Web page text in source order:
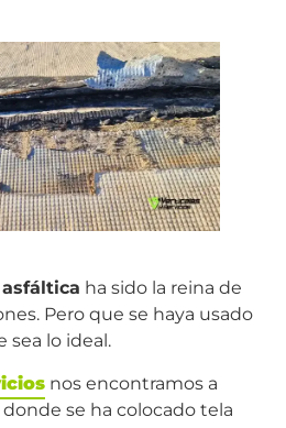
ha sido la reina de
Pero que se haya usado
sea lo ideal.
nos encontramos a
se ha colocado tela